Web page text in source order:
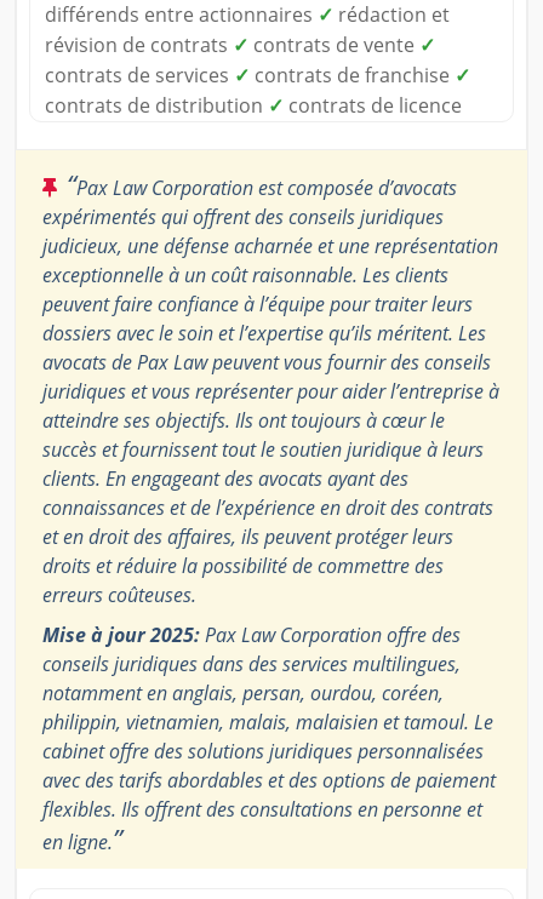
différends entre actionnaires ✓ rédaction et
révision de contrats ✓ contrats de vente ✓
contrats de services ✓ contrats de franchise ✓
contrats de distribution ✓ contrats de licence
“Pax Law Corporation est composée d’avocats
expérimentés qui offrent des conseils juridiques
judicieux, une défense acharnée et une représentation
exceptionnelle à un coût raisonnable. Les clients
peuvent faire confiance à l’équipe pour traiter leurs
dossiers avec le soin et l’expertise qu’ils méritent. Les
avocats de Pax Law peuvent vous fournir des conseils
juridiques et vous représenter pour aider l’entreprise à
atteindre ses objectifs. Ils ont toujours à cœur le
succès et fournissent tout le soutien juridique à leurs
clients. En engageant des avocats ayant des
connaissances et de l’expérience en droit des contrats
et en droit des affaires, ils peuvent protéger leurs
droits et réduire la possibilité de commettre des
erreurs coûteuses.
Mise à jour 2025:Pax Law Corporation offre des
conseils juridiques dans des services multilingues,
notamment en anglais, persan, ourdou, coréen,
philippin, vietnamien, malais, malaisien et tamoul. Le
cabinet offre des solutions juridiques personnalisées
avec des tarifs abordables et des options de paiement
flexibles. Ils offrent des consultations en personne et
en ligne.”